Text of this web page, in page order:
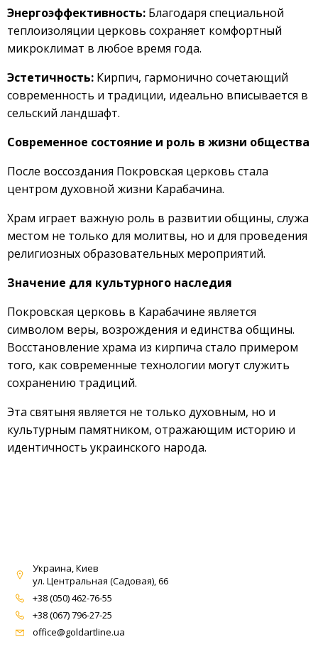
Энергоэффективность: Благодаря специальной
теплоизоляции церковь сохраняет комфортный
микроклимат в любое время года.
Эстетичность: Кирпич, гармонично сочетающий
современность и традиции, идеально вписывается в
сельский ландшафт.
Современное состояние и роль в жизни общества
После воссоздания Покровская церковь стала
центром духовной жизни Карабачина.
Храм играет важную роль в развитии общины, служа
местом не только для молитвы, но и для проведения
религиозных образовательных мероприятий.
Значение для культурного наследия
Покровская церковь в Карабачине является
символом веры, возрождения и единства общины.
Восстановление храма из кирпича стало примером
того, как современные технологии могут служить
сохранению традиций.
Эта святыня является не только духовным, но и
культурным памятником, отражающим историю и
идентичность украинского народа.
Украина, Киев
ул. Центральная (Садовая), 66
+38 (050) 462-76-55
+38 (067) 796-27-25
office@goldartline.ua